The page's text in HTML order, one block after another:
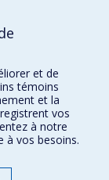
détient
.
et de
témoins
et la
vos
à notre
à vos besoins.